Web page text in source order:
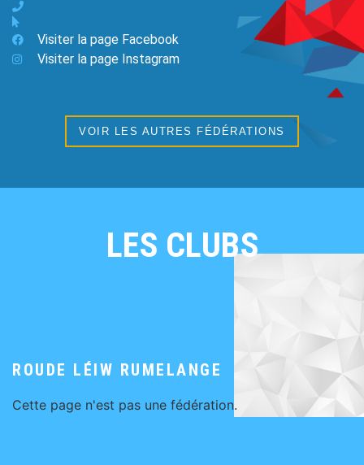
Visiter la page Facebook
Visiter la page Instagram
VOIR LES AUTRES FÉDÉRATIONS
LES CLUBS
ROUDE LÉIW RUMELANGE
Cette page n'est pas une fédération.